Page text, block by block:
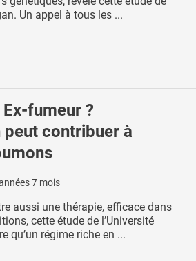
Un appel à tous les ...
Ex-fumeur ?
peut contribuer à
7 mois
aussi une thérapie, efficace dans
cette étude de l’Université
qu’un régime riche en ...